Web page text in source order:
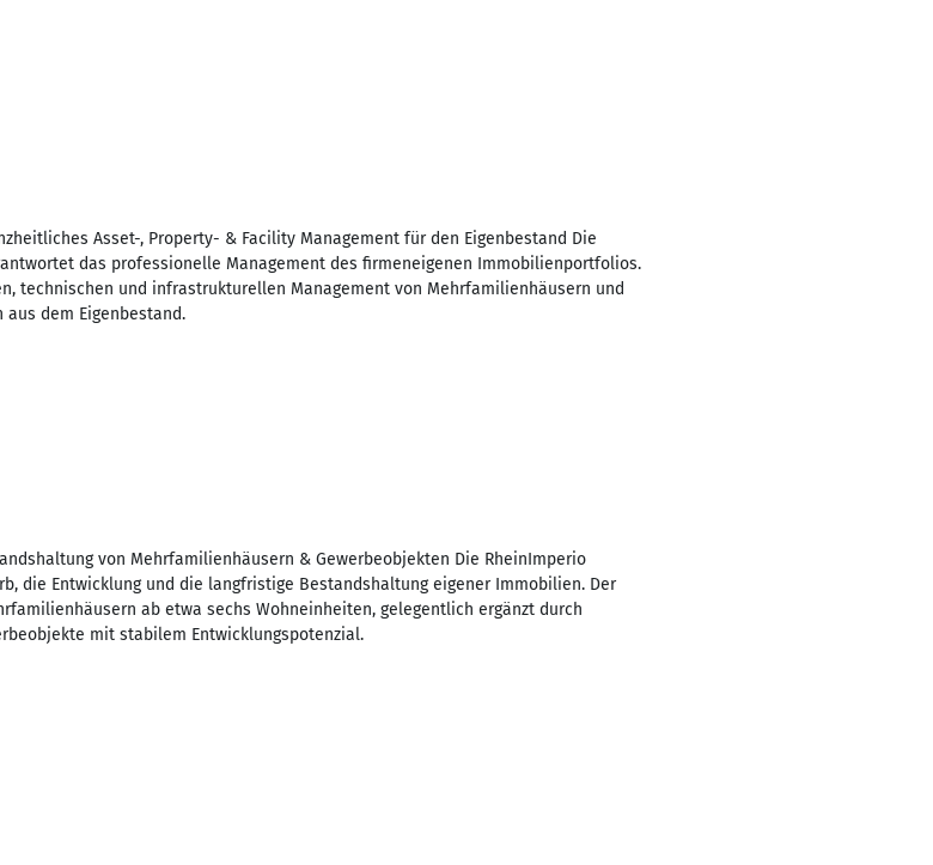
Asset-, Property- & Facility Management für den Eigenbestand Die
das professionelle Management des firmeneigenen Immobilienportfolios.
technischen und infrastrukturellen Management von Mehrfamilienhäusern und
dem Eigenbestand.
von Mehrfamilienhäusern & Gewerbeobjekten Die RheinImperio
die Entwicklung und die langfristige Bestandshaltung eigener Immobilien. Der
ab etwa sechs Wohneinheiten, gelegentlich ergänzt durch
mit stabilem Entwicklungspotenzial.